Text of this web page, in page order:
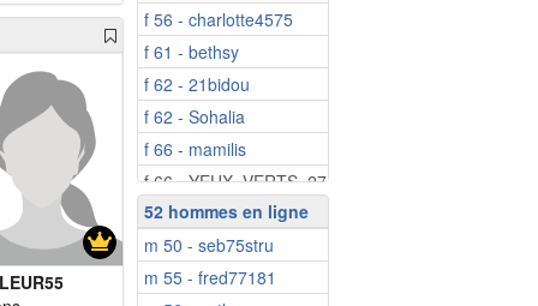
f 56 - charlotte4575
f 61 - bethsy
f 62 - 21bidou
f 62 - Sohalia
f 66 - mamilis
f 66 - YEUX_VERTS_27
f 66 - Caterina2a
f 70 - Niicole
f 75 - Jeannempor...
52 hommes en ligne
m 50 - seb75stru
m 55 - fred77181